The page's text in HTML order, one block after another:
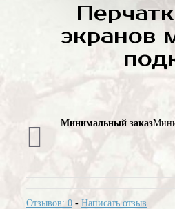
экранов
Минимальный заказ
Отзывов: 0 - Написать отзыв